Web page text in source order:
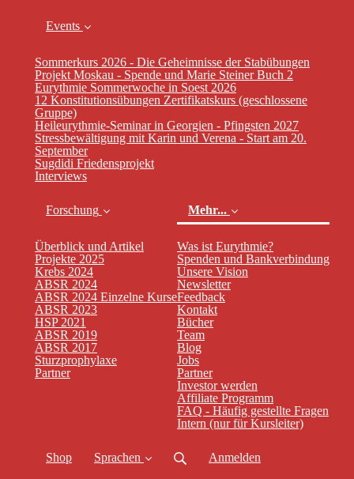
Events
Sommerkurs 2026 - Die Geheimnisse der Stabübungen
Projekt Moskau - Spende und Marie Steiner Buch 2
Eurythmie Sommerwoche in Soest 2026
12 Konstitutionsübungen Zertifikatskurs (geschlossene
Gruppe)
Heileurythmie-Seminar in Georgien - Pfingsten 2027
Stressbewältigung mit Karin und Verena - Start am 20.
September
Sugdidi Friedensprojekt
Interviews
Forschung
Überblick und Artikel
Projekte 2025
Krebs 2024
ABSR 2024
ABSR 2024 Einzelne Kurse
ABSR 2023
HSP 2021
ABSR 2019
ABSR 2017
Sturzprophylaxe
Partner
Mehr...
Was ist Eurythmie?
Spenden und Bankverbindung
Unsere Vision
Newsletter
Feedback
Kontakt
Bücher
Team
Blog(current)
Jobs
Partner
Investor werden
Affiliate Programm
FAQ - Häufig gestellte Fragen
Intern (nur für Kursleiter)
Shop Sprachen Anmelden